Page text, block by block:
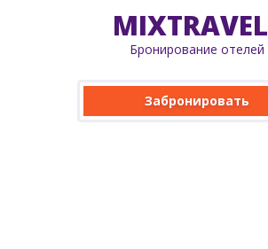
MIXTRAVEL
Бронирование отелей
Забронировать